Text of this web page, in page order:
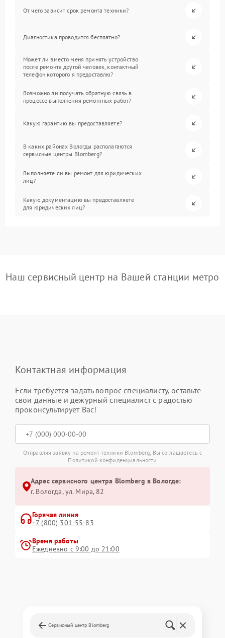
От чего зависит срок ремонта техники?
Диагностика проводится бесплатно?
Может ли вместо меня принять устройство
после ремонта другой человек, контактный
телефон которого я предоставлю?
Возможно ли получать обратную связь в
процессе выполнения ремонтных работ?
Какую гарантию вы предоставляете?
В каких районах Вологды располагаются
сервисные центры Blomberg?
Выполняете ли вы ремонт для юридических
лиц?
Какую документацию вы предоставляете
для юридических лиц?
Наш сервисный центр на Вашей станции метро
Контактная информация
Если требуется задать вопрос специалисту, оставьте
свои данные и дежурный специалист с радостью
проконсультирует Вас!
Отправляя заявку на ремонт техники Blomberg, Вы соглашаетесь с
Политикой конфиденциальности
Адрес сервисного центра Blomberg в Вологде:
г. Вологда, ул. Мира, 82
Горячая линия
+7 (800) 301-55-83
Время работы
Ежедневно с 9:00 до 21:00
Сервисный центр Blomberg